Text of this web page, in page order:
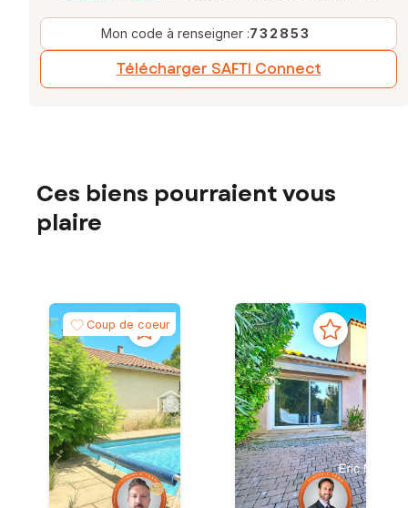
Mon code à renseigner :732853
Télécharger SAFTI Connect
Ces biens pourraient vous
plaire
Coup de coeur